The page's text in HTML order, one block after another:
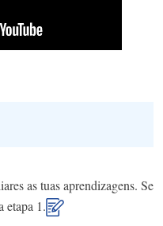
as tuas aprendizagens. Se
etapa 1.